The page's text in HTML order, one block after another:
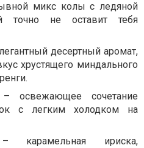
микс колы с ледяной
точно не оставит тебя
десертный аромат,
хрустящего миндального
– освежающее сочетание
с легким холодком на
карамельная ириска,